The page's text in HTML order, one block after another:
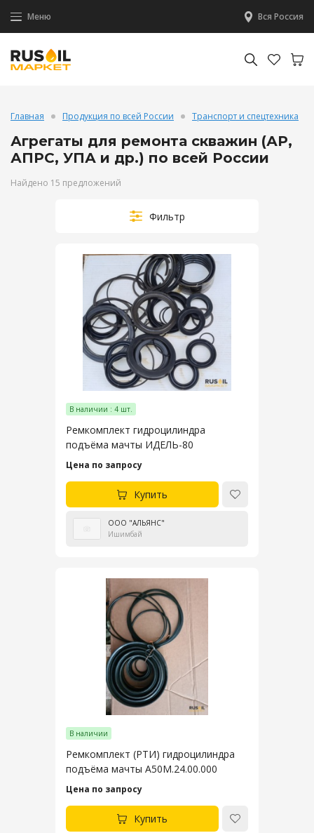
Меню Вся Россия
Главная Продукция по всей России Транспорт и спецтехника
Агрегаты для ремонта скважин (АР,
АПРС, УПА и др.) по всей России
Найдено 15 предложений
Фильтр
В наличии : 4 шт.
Ремкомплект гидроцилиндра
подъёма мачты ИДЕЛЬ-80
Цена по запросу
Купить
ООО "АЛЬЯНС"
Ишимбай
В наличии
Ремкомплект (РТИ) гидроцилиндра
подъёма мачты А50М.24.00.000
Цена по запросу
Купить